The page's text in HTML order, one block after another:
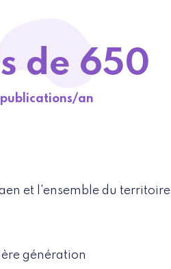
de 650
publications/an
et l'ensemble du territoire
génération